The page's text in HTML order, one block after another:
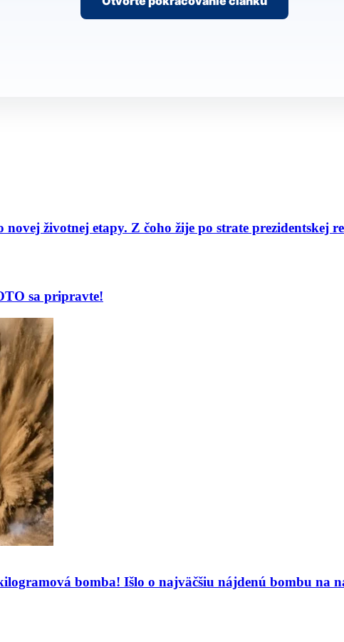
životnej etapy. Z čoho žije po strate prezidentskej
sa pripravte!
bomba! Išlo o najväčšiu nájdenú bombu na